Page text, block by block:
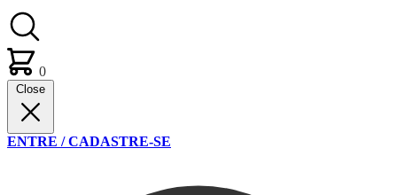
0
Close
ENTRE / CADASTRE-SE